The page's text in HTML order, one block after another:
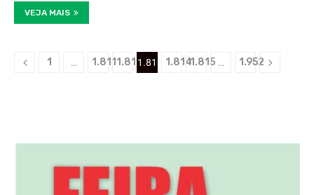
VEJA MAIS
1 … 1.811 1.8121.813 1.8141.815 … 1.952